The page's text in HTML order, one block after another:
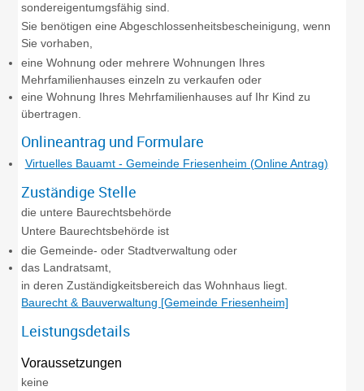
sondereigentumgsfähig sind.
Sie benötigen eine Abgeschlossenheitsbescheinigung, wenn
Sie vorhaben,
eine Wohnung oder mehrere Wohnungen Ihres
Mehrfamilienhauses einzeln zu verkaufen oder
eine Wohnung Ihres Mehrfamilienhauses auf Ihr Kind zu
übertragen.
Onlineantrag und Formulare
Virtuelles Bauamt - Gemeinde Friesenheim (Online Antrag)
Zuständige Stelle
die untere Baurechtsbehörde
Untere Baurechtsbehörde ist
die Gemeinde- oder Stadtverwaltung oder
das Landratsamt,
in deren Zuständigkeitsbereich das Wohnhaus liegt.
Baurecht & Bauverwaltung [Gemeinde Friesenheim]
Leistungsdetails
Voraussetzungen
keine